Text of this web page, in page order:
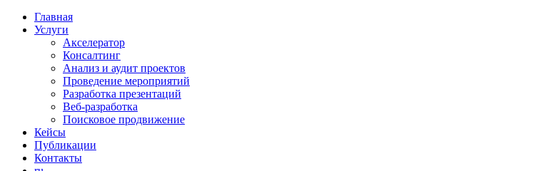
Главная
Услуги
Акселератор
Консалтинг
Анализ и аудит проектов
Проведение мероприятий
Разработка презентаций
Веб-разработка
Поисковое продвижение
Кейсы
Публикации
Контакты